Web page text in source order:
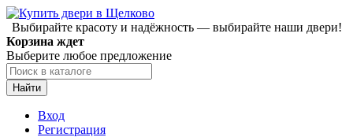
Выбирайте красоту и надёжность — выбирайте наши двери!
Корзина ждет
Выберите любое предложение
Найти
Вход
Регистрация